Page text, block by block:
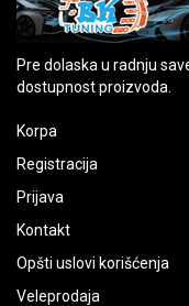
Pre dolaska u radnju
dostupnost proizvoda.
Korpa
Registracija
Prijava
Kontakt
Opšti uslovi korišćenja
Veleprodaja